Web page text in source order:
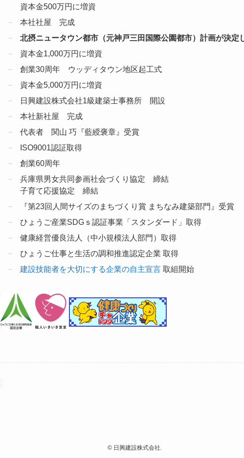
資本金500万円に増資
本社社屋 完成
北摂ニュータウン都市（元神戸三田国際公園都市）計画が決定
資本金1,000万円に増資
創業30周年 ウッディタウン地区起工式
資本金5,000万円に増資
日興建設株式会社1級建築士事務所 開設
本社新社屋 完成
代表者 関山 巧『藍綬褒章』受賞
ISO9001認証取得
創業60周年
兵庫県男女共同参画社会づくり協定 締結
子育て応援協定 締結
『第23回人間サイズのまちづくり賞 まちなみ建築部門』受賞
ひょうご産業SDGｓ認証事業「スタンダード」取得
健康経営優良法人（中小規模法人部門）取得
ひょうご仕事と生活の調和推進認定企業 取得
建設技能者を大切にする企業の自主宣言 取組開始
©日興建設株式会社.